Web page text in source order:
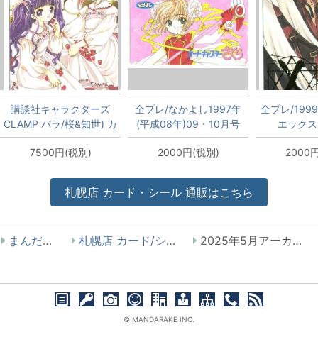
講談社キャラクターズ
CLAMP バラ/桜&知世) カ
ードキャプターさくら テ
レカ
7500円(税別)
全プレ/なかよし1997年
(平成08年)09・10月号
CLAMP 木之本桜 テレカ
2000円(税別)
全プレ/
エック
2000
札幌店 カード・シール 通販はこちら
まんだらけ 札幌店 カード/シール 2025年5月アーカイブ
© MANDARAKE INC.